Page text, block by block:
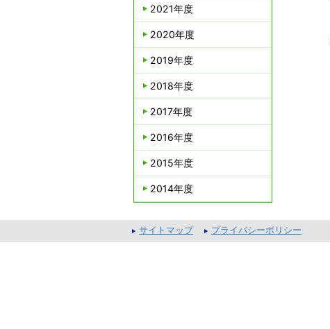
2021年度
2020年度
2019年度
2018年度
2017年度
2016年度
2015年度
2014年度
サイトマップ プライバシーポリシー